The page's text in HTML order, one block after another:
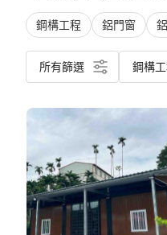
鋼構工程 鋁門窗
所有篩選 鋼構